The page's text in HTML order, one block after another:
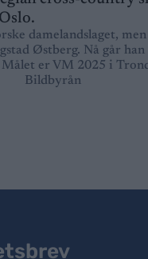
damelandslaget,
Østberg. Nå går
er VM 2025 i
Bildbyrån